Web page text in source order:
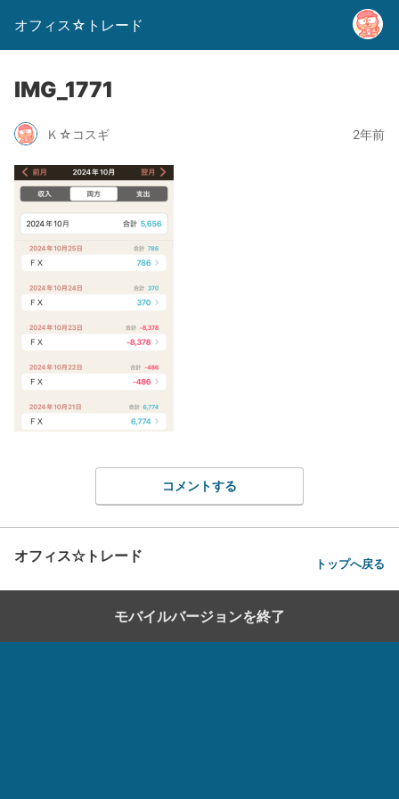
オフィス☆トレード
IMG_1771
Ｋ☆コスギ 2年前
コメントする
オフィス☆トレード トップへ戻る
モバイルバージョンを終了